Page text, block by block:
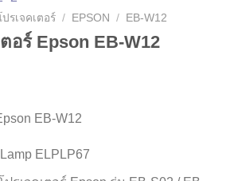
รเจคเตอร์ / EPSON / EB-W12
อร์ Epson EB-W12
EB-W12
ELPLP67